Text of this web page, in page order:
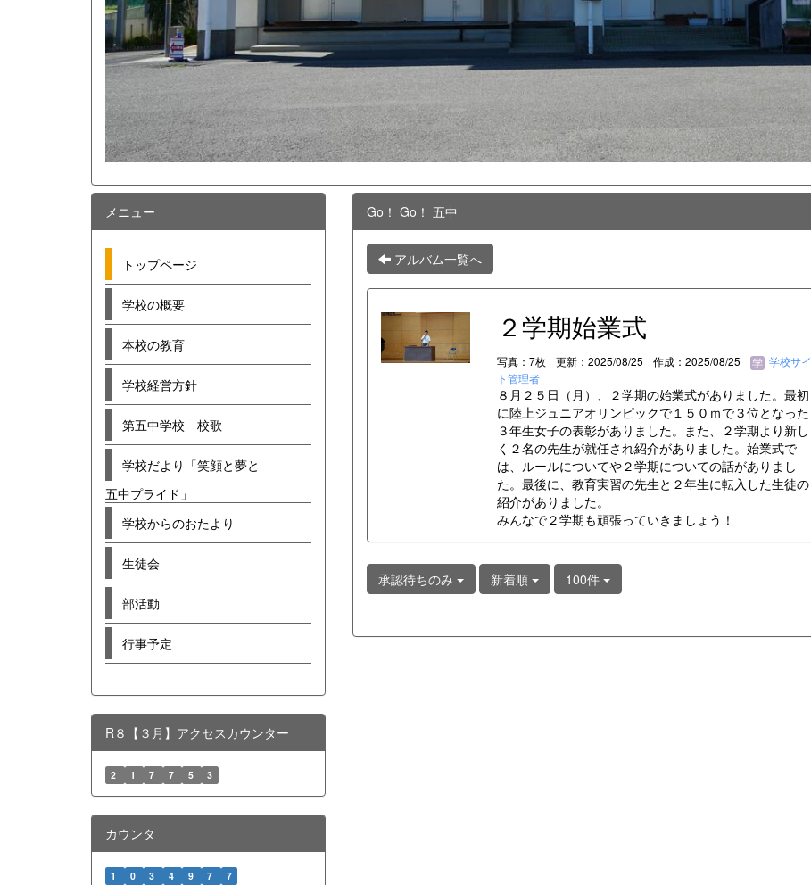
Go！ Go！ 五中
アルバム一覧へ
２学期始業式
写真：7枚 更新：2025/08/25 作成：2025/08/25
学校サイ
ト管理者
８月２５日（月）、２学期の始業式がありました。最初
に陸上ジュニアオリンピックで１５０ｍで３位となった
３年生女子の表彰がありました。また、２学期より新し
く２名の先生が就任され紹介がありました。始業式で
は、ルールについてや２学期についての話がありまし
た。最後に、教育実習の先生と２年生に転入した生徒の
紹介がありました。
みんなで２学期も頑張っていきましょう！
承認待ちのみ 新着順 100件
メニュー
トップページ
学校の概要
本校の教育
学校経営方針
第五中学校 校歌
学校だより「笑顔と夢と
五中プライド」
学校からのおたより
生徒会
部活動
行事予定
R８【３月】アクセスカウンター
2 1 7 7 5 3
カウンタ
1 0 3 4 9 7 7